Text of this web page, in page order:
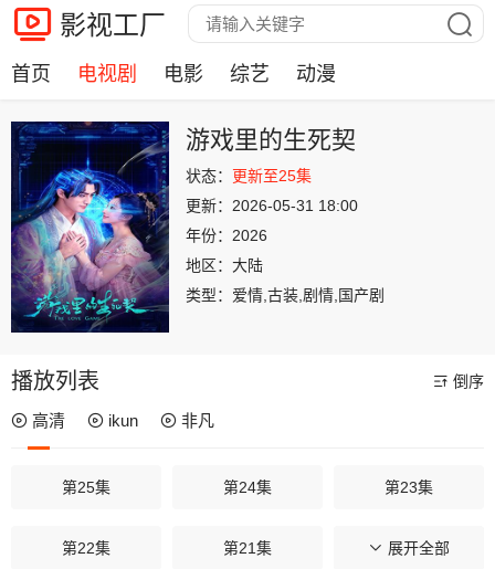
影视工厂
首页 电视剧 电影 综艺 动漫
游戏里的生死契
状态： 更新至25集
更新： 2026-05-31 18:00
年份： 2026
地区： 大陆
类型： 爱情,古装,剧情,国产剧
播放列表 倒序
高清 ikun 非凡
第25集 第24集 第23集
第22集 第21集 第20集
展开全部